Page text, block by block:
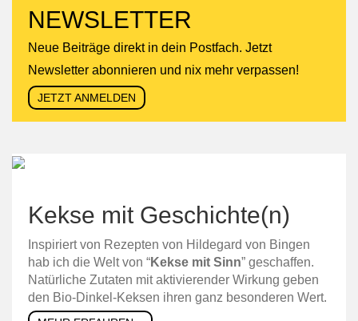
NEWSLETTER
Neue Beiträge direkt in dein Postfach. Jetzt
Newsletter abonnieren und nix mehr verpassen!
JETZT ANMELDEN
Kekse mit Geschichte(n)
Inspiriert von Rezepten von Hildegard von Bingen
hab ich die Welt von “Kekse mit Sinn” geschaffen.
Natürliche Zutaten mit aktivierender Wirkung geben
den Bio-Dinkel-Keksen ihren ganz besonderen Wert.